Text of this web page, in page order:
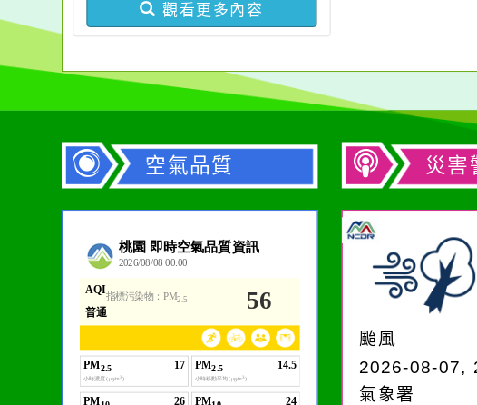
觀看更多內容
空氣品質 災害
颱風
2026-08-07,
氣象署
一杯清水因滴入一滴污
水而變污濁，一杯污水
卻不會因一滴清水的存
在而變清澈。
作
生活